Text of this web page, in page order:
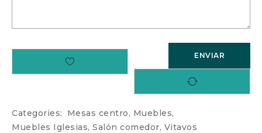
Categories: Mesas centro, Muebles,
Muebles Iglesias, Salón comedor, Vitavos